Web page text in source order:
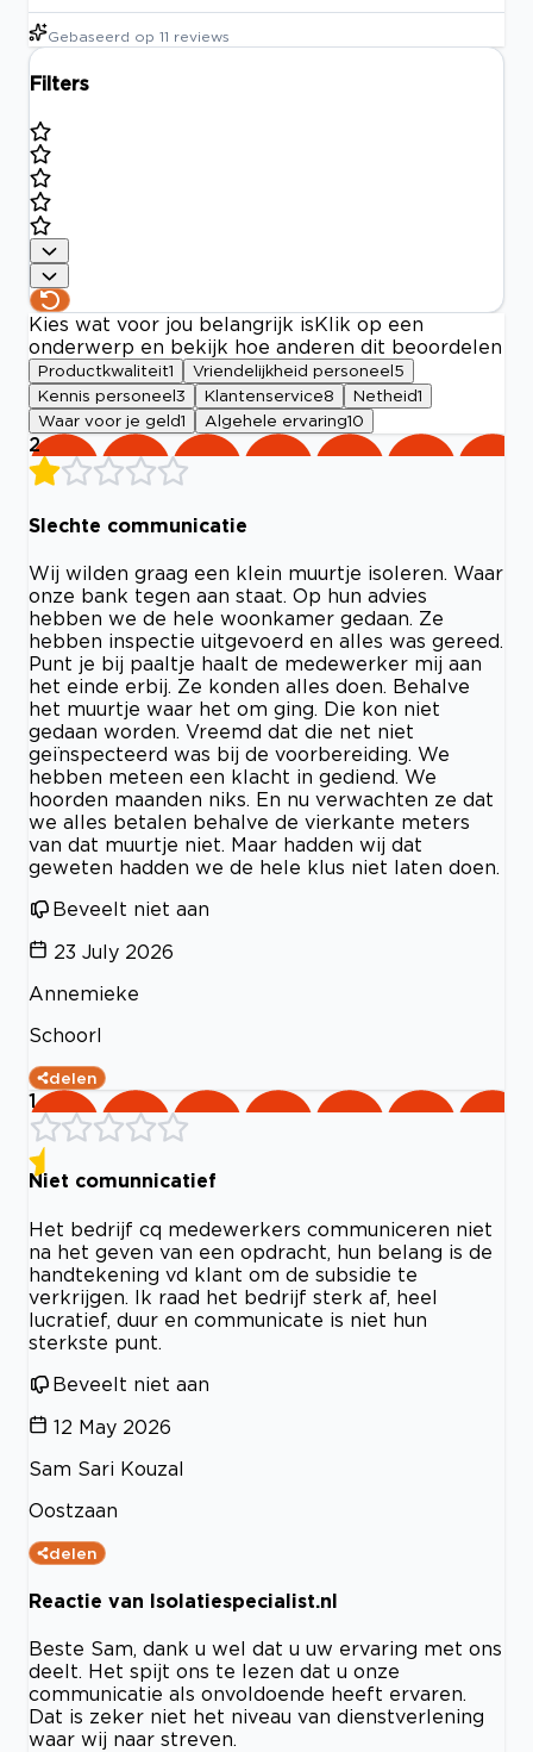
Gebaseerd op 11 reviews
Filters
Kies wat voor jou belangrijk is Klik op een
onderwerp en bekijk hoe anderen dit beoordelen
Productkwaliteit1 Vriendelijkheid personeel 5
Kennis personeel 3 Klantenservice8 Netheid1
Waar voor je geld1 Algehele ervaring10
2
Slechte communicatie
Wij wilden graag een klein muurtje isoleren. Waar
onze bank tegen aan staat. Op hun advies
hebben we de hele woonkamer gedaan. Ze
hebben inspectie uitgevoerd en alles was gereed.
Punt je bij paaltje haalt de medewerker mij aan
het einde erbij. Ze konden alles doen. Behalve
het muurtje waar het om ging. Die kon niet
gedaan worden. Vreemd dat die net niet
geïnspecteerd was bij de voorbereiding. We
hebben meteen een klacht in gediend. We
hoorden maanden niks. En nu verwachten ze dat
we alles betalen behalve de vierkante meters
van dat muurtje niet. Maar hadden wij dat
geweten hadden we de hele klus niet laten doen.
Beveelt niet aan
23 July 2026
Annemieke
Schoorl
delen
1
Niet comunnicatief
Het bedrijf cq medewerkers communiceren niet
na het geven van een opdracht, hun belang is de
handtekening vd klant om de subsidie te
verkrijgen. Ik raad het bedrijf sterk af, heel
lucratief, duur en communicate is niet hun
sterkste punt.
Beveelt niet aan
12 May 2026
Sam Sari Kouzal
Oostzaan
delen
Reactie van Isolatiespecialist.nl
Beste Sam, dank u wel dat u uw ervaring met ons
deelt. Het spijt ons te lezen dat u onze
communicatie als onvoldoende heeft ervaren.
Dat is zeker niet het niveau van dienstverlening
waar wij naar streven.